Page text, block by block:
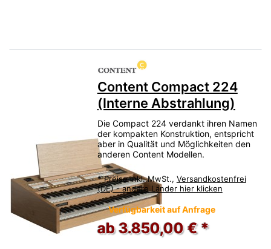
Content Compact 224
(Interne Abstrahlung)
Die Compact 224 verdankt ihren Namen
der kompakten Konstruktion, entspricht
aber in Qualität und Möglichkeiten den
anderen Content Modellen.
* Preise inkl. MwSt., Versandkostenfrei
(DE) - andere Länder hier klicken
Verfügbarkeit auf Anfrage
ab 3.850,00 € *